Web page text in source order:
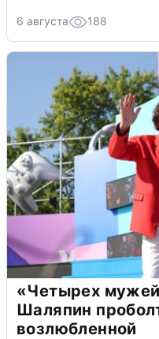
6 августа 188
«Четырех
Шаляпин
возлюбленной